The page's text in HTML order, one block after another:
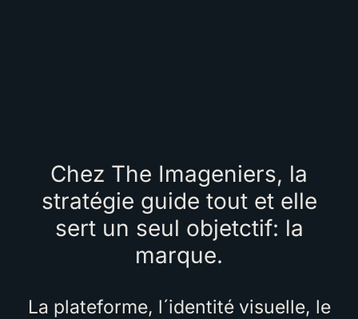
Chez The Imageniers, la
stratégie guide tout et elle
sert un seul objetctif: la
marque.
La plateforme, l´identité visuelle, le